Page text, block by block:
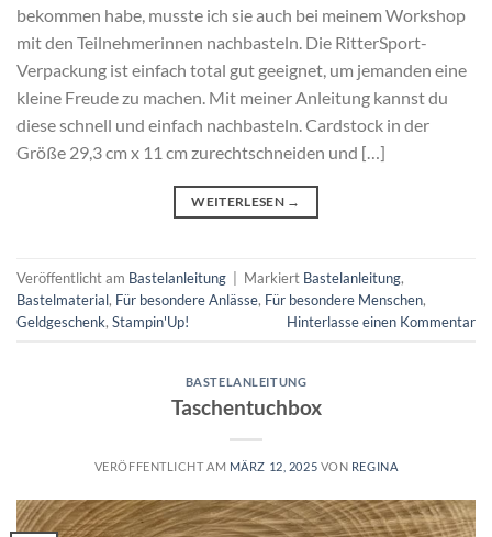
bekommen habe, musste ich sie auch bei meinem Workshop
mit den Teilnehmerinnen nachbasteln. Die RitterSport-
Verpackung ist einfach total gut geeignet, um jemanden eine
kleine Freude zu machen. Mit meiner Anleitung kannst du
diese schnell und einfach nachbasteln. Cardstock in der
Größe 29,3 cm x 11 cm zurechtschneiden und […]
WEITERLESEN →
Veröffentlicht am Bastelanleitung Markiert Bastelanleitung,
Bastelmaterial, Für besondere Anlässe, Für besondere Menschen,
Geldgeschenk, Stampin'Up! Hinterlasse einen Kommentar
BASTELANLEITUNG
Taschentuchbox
VERÖFFENTLICHT AM MÄRZ 12, 2025 VON REGINA